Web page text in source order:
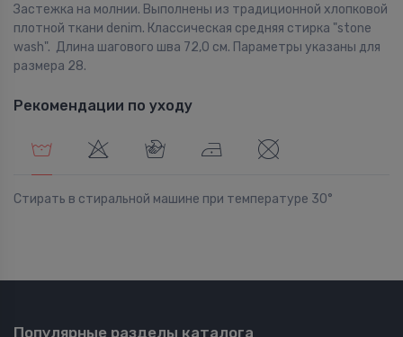
Застежка на молнии. Выполнены из традиционной хлопковой
плотной ткани denim. Классическая средняя стирка "stone
wash". Длина шагового шва 72,0 см. Параметры указаны для
размера 28.
Рекомендации по уходу
Стирать в стиральной машине при температуре 30°
Популярные разделы каталога